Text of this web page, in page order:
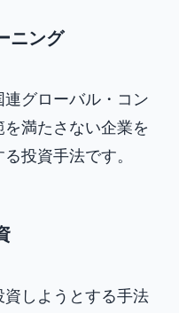
ニング
グローバル・コン
満たさない企業を
投資手法です。
しようとする手法